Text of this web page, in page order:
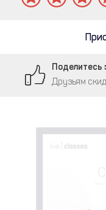
Поделитесь
Друзьям